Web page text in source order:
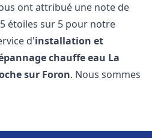
ont attribué une note de
étoiles sur 5 pour notre
d'installation et
chauffe eau La
sur Foron. Nous sommes